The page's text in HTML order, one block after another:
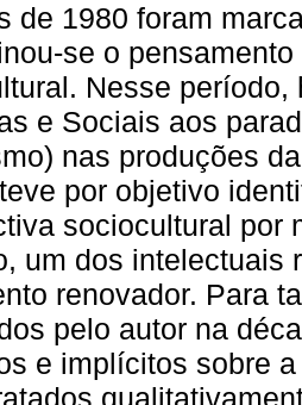
de 1980 foram
se o
Nesse
e Sociais aos
nas produções
por objetivo
sociocultural por
um dos intelectuais
renovador. Para
pelo autor na
e implícitos sobre